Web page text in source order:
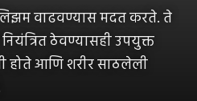
वाढवण्यास मदत करते. ते
ठेवण्यासही उपयुक्त
होते आणि शरीर साठलेली